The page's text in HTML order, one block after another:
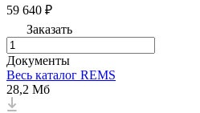
59 640 ₽
Заказать
Документы
Весь каталог REMS
28,2 Мб